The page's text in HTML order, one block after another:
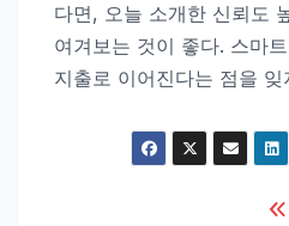
다면, 오늘 소개한 신뢰도
여겨보는 것이 좋다. 스마
지출로 이어진다는 점을 잊